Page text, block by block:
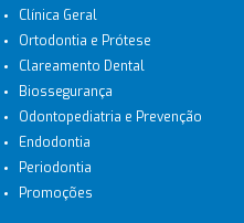
Clínica Geral
Ortodontia e Prótese
Clareamento Dental
Biossegurança
Odontopediatria e Prevenção
Endodontia
Periodontia
Promoções